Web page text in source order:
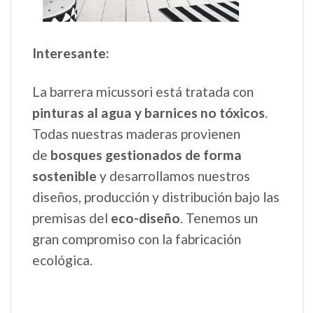
Interesante:
La barrera micussori está tratada con
pinturas al agua y barnices no tóxicos.
Todas nuestras maderas provienen
de bosques gestionados de forma
sostenible y desarrollamos nuestros
diseños, producción y distribución bajo las
premisas del eco-diseño. Tenemos un
gran compromiso con la fabricación
ecológica.